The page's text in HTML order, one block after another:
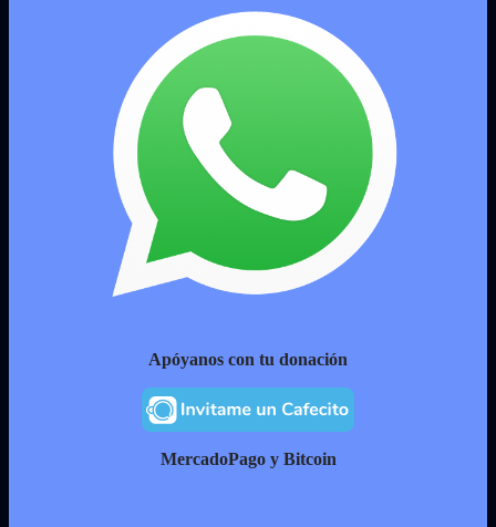
Apóyanos con tu donación
MercadoPago y Bitcoin